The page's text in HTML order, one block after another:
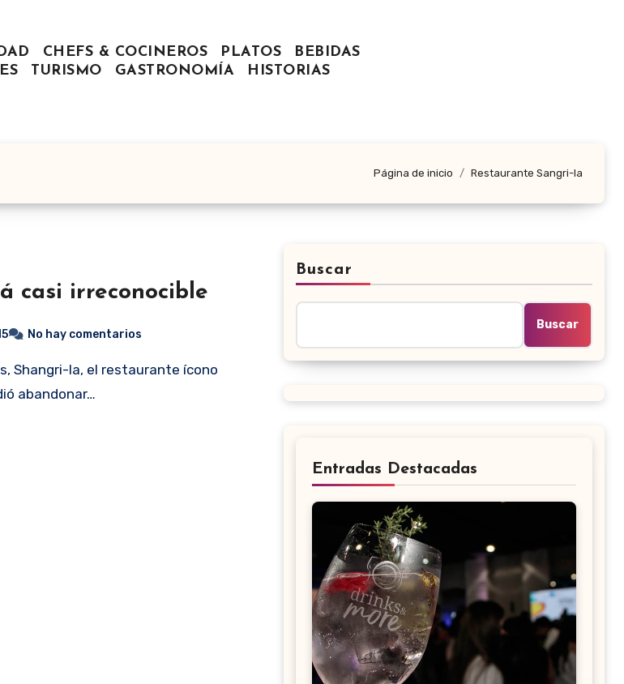
CHEFS & COCINEROS PLATOS
BEBIDAS
TURISMO GASTRONOMÍA HISTORIAS
Página de inicio Restaurante Sangri-la
casi irreconocible
No hay comentarios
abandonar…
Buscar
Buscar
Entradas Destacadas